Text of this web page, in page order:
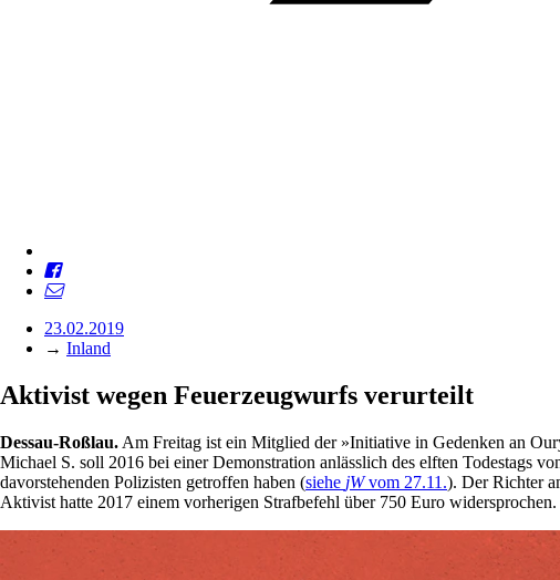
23.02.2019
→ Inland
Aktivist wegen Feuerzeugwurfs verurteilt
Dessau-Roßlau. Am Freitag ist ein Mitglied der »Initiative in Gedenken an
Michael S. soll 2016 bei einer Demonstration anlässlich des elften Todestags
davorstehenden Polizisten getroffen haben (siehe jWvom 27.11.). Der Richter
Aktivist hatte 2017 einem vorherigen Strafbefehl über 750 Euro